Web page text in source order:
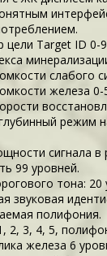
цели Target ID 0-
слабого
железа 0-
режим
сигнала
99 уровней.
тона: 20
звуковая
полифония.
2, 3, 4, 5,
железа 6